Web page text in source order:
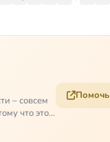
– совсем
что это
Помочь